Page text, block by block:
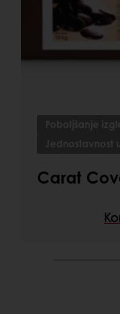
Poboljšanje
Jednostavnost
Carat